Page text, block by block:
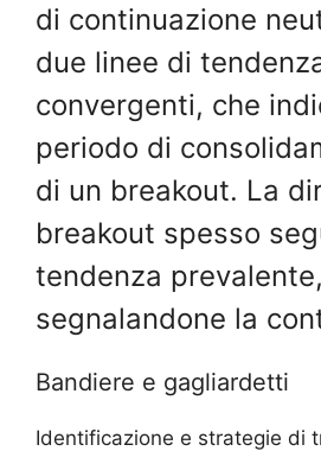
di continuazione
due linee di
convergenti, che
periodo di
di un breakout. La
breakout spesso
tendenza prevalente,
segnalandone la
Bandiere e gagliardetti
Identificazione e strategie di